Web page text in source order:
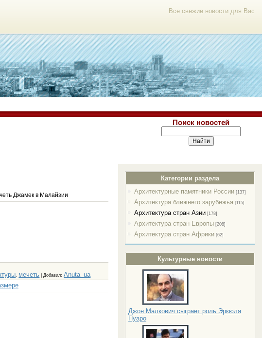
Все свежие новости для Вас
Поиск новостей
Категории раздела
Архитектурные памятники России [137]
Архитектура ближнего зарубежья [115]
Архитектура стран Азии [178]
Архитектура стран Европы [208]
Архитектура стран Африки [62]
Культурные новости
Джон Малкович сыграет роль Эркюля
Пуаро
Джамек в Малайзии
мечеть Добавил:Anuta_ua